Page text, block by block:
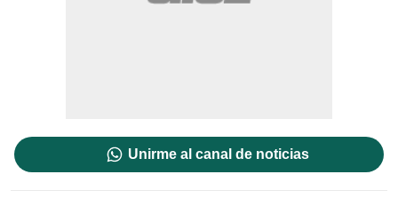
Unirme al canal de noticias